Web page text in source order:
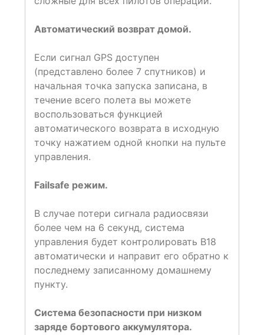
Автоматический возврат домой.
Если сигнал GPS доступен
(представлено более 7 спутников) и
начальная точка запуска записана, в
течение всего полета вы можете
воспользоваться функцией
автоматического возврата в исходную
точку нажатием одной кнопки на пульте
управления.
Failsafe режим.
В случае потери сигнала радиосвязи
более чем на 6 секунд, система
управления будет контролировать B18
автоматически и направит его обратно к
последнему записанному домашнему
пункту.
Система безопасности при низком
заряде бортового аккумулятора.